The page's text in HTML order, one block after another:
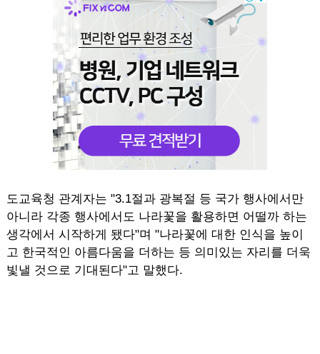
도교육청 관계자는 "3.1절과 광복절 등 국가 행사에서만
아니라 각종 행사에서도 나라꽃을 활용하면 어떨까 하는
생각에서 시작하게 됐다"며 "나라꽃에 대한 인식을 높이
고 한국적인 아름다움을 더하는 등 의미있는 자리를 더욱
빛낼 것으로 기대된다"고 말했다.